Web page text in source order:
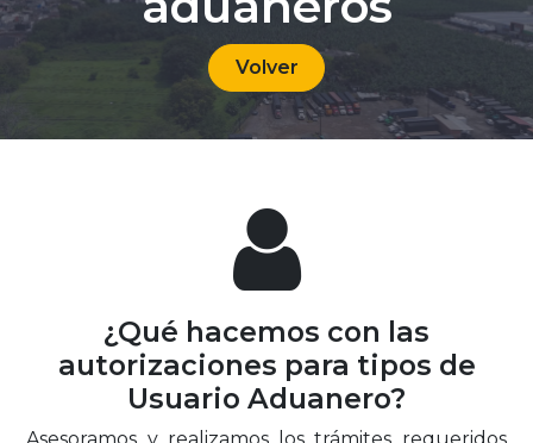
Volver
¿Qué hacemos con las
autorizaciones para tipos de
Usuario Aduanero?